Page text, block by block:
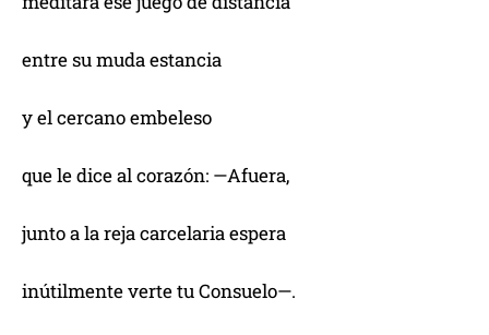
entre su muda estancia
y el cercano embeleso
que le dice al corazón: —Afuera,
junto a la reja carcelaria espera
inútilmente verte tu Consuelo—.